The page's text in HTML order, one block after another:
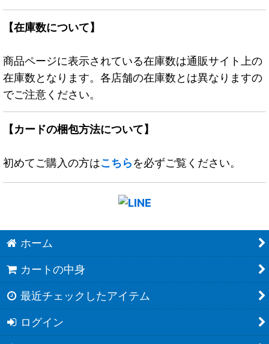
【在庫数について】
商品ページに表示されている在庫数は通販サイト上の
在庫数となります。各店舗の在庫数とは異なりますの
でご注意ください。
【カードの梱包方法について】
初めてご購入の方はこちらを必ずご覧ください。
ホーム
カートの中身
最近チェックしたアイテム
ログイン